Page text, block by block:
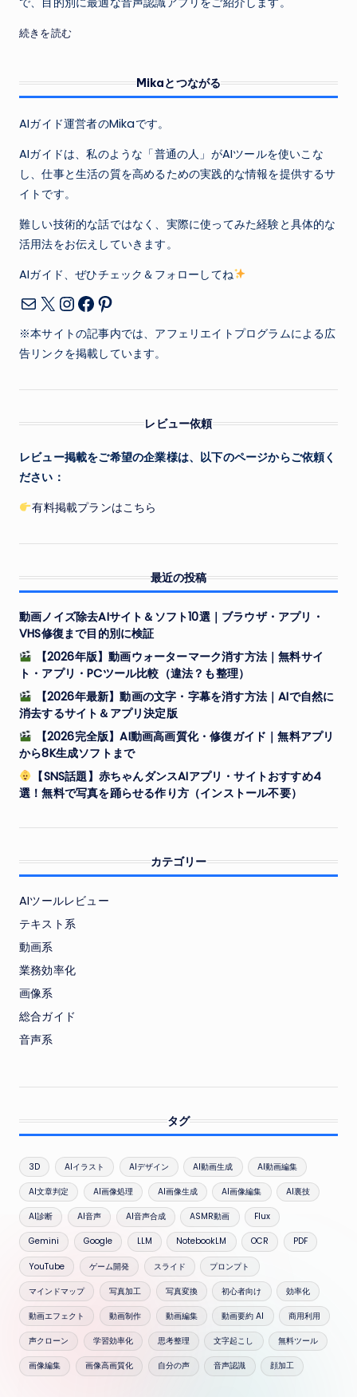
続きを読む
Mikaとつながる
AIガイド運営者のMikaです。
AIガイドは、私のような「普通の人」がAIツールを使いこな
し、仕事と生活の質を高めるための実践的な情報を提供するサ
イトです。
難しい技術的な話ではなく、実際に使ってみた経験と具体的な
活用法をお伝えしていきます。
AIガイド、ぜひチェック＆フォローしてね
メールX Instagram
Facebook
Pinterest
※本サイトの記事内では、アフェリエイトプログラムによる広
告リンクを掲載しています。
レビュー依頼
レビュー掲載をご希望の企業様は、以下のページからご依頼く
ださい：
有料掲載プランはこちら
最近の投稿
動画ノイズ除去AIサイト＆ソフト10選｜ブラウザ・アプリ・
VHS修復まで目的別に検証
【2026年版】動画ウォーターマーク消す方法｜無料サイ
ト・アプリ・PCツール比較（違法？も整理）
【2026年最新】動画の文字・字幕を消す方法｜AIで自然に
消去するサイト＆アプリ決定版
【2026完全版】AI動画高画質化・修復ガイド｜無料アプリ
から8K生成ソフトまで
【SNS話題】赤ちゃんダンスAIアプリ・サイトおすすめ4
選！無料で写真を踊らせる作り方（インストール不要）
カテゴリー
AIツールレビュー
テキスト系
動画系
業務効率化
画像系
総合ガイド
音声系
タグ
3D AIイラスト AIデザイン AI動画生成 AI動画編集
AI文章判定 AI画像処理 AI画像生成 AI画像編集 AI裏技
AI診断 AI音声 AI音声合成 ASMR動画 Flux
Gemini Google LLM NotebookLM OCR PDF
YouTube ゲーム開発 スライド プロンプト
マインドマップ 写真加工 写真変換 初心者向け 効率化
動画エフェクト 動画制作 動画編集 動画要約 AI 商用利用
声クローン 学習効率化 思考整理 文字起こし 無料ツール
画像編集 画像高画質化 自分の声 音声認識 顔加工